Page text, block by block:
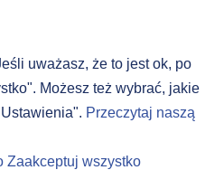
uważasz, że to jest ok, po
Możesz też wybrać, jakie
Przeczytaj naszą
Zaakceptuj wszystko